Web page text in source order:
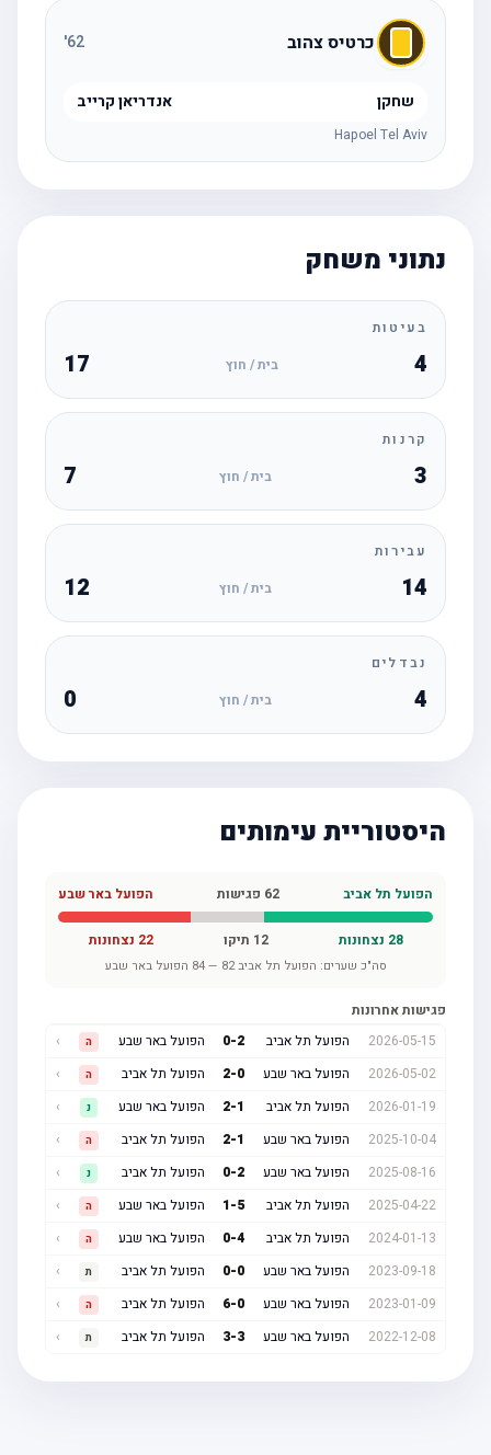
כרטיס צהוב 62
'
שחקן אנדריאן קרייב
Hapoel Tel Aviv
נתוני משחק
בעיטות
בית / חוץ 17
קרנות
בית / חוץ
עבירות
14 בית / חוץ 12
נבדלים
בית / חוץ
היסטוריית עימותים
הפועל תל אביב 62פגישות הפועל באר שבע
28נצחונות 12תיקו 22נצחונות
סה"כ שערים:הפועל תל אביב82
—
84 הפועל באר שבע
פגישות אחרונות
2026-05-15
הפועל תל אביב 0 הפועל באר שבע
2026-05-02
הפועל באר שבע 2 הפועל תל אביב
2026-01-19
הפועל תל אביב 2 הפועל באר שבע
2025-10-04
הפועל באר שבע 2 הפועל תל אביב
2025-08-16
הפועל באר שבע 0 הפועל תל אביב
2025-04-22
הפועל תל אביב 1- הפועל באר שבע
2024-01-13
הפועל תל אביב 0 הפועל באר שבע
2023-09-18
הפועל באר שבע 0 הפועל תל אביב
2023-01-09
הפועל באר שבע 6 הפועל תל אביב
2022-12-08
הפועל באר שבע 3 הפועל תל אביב